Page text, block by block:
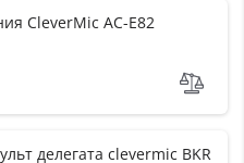
CleverMic AC-E82
делегата clevermic BKR